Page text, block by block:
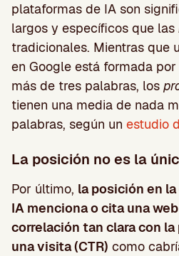
plataformas de IA son
largos y específicos que las
tradicionales. Mientras que
en Google está formada
más de tres palabras, los
tienen una media de nada
palabras, según un estudio
La posición no es la
Por último, la posición en
IA menciona o cita una
correlación tan clara con
una visita (CTR) como